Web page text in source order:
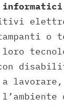
informatici
o
a